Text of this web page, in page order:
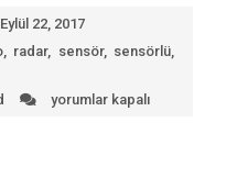
Eylül 22, 2017
, radar, sensör, sensörlü,
Arduino
yorumlar kapalı